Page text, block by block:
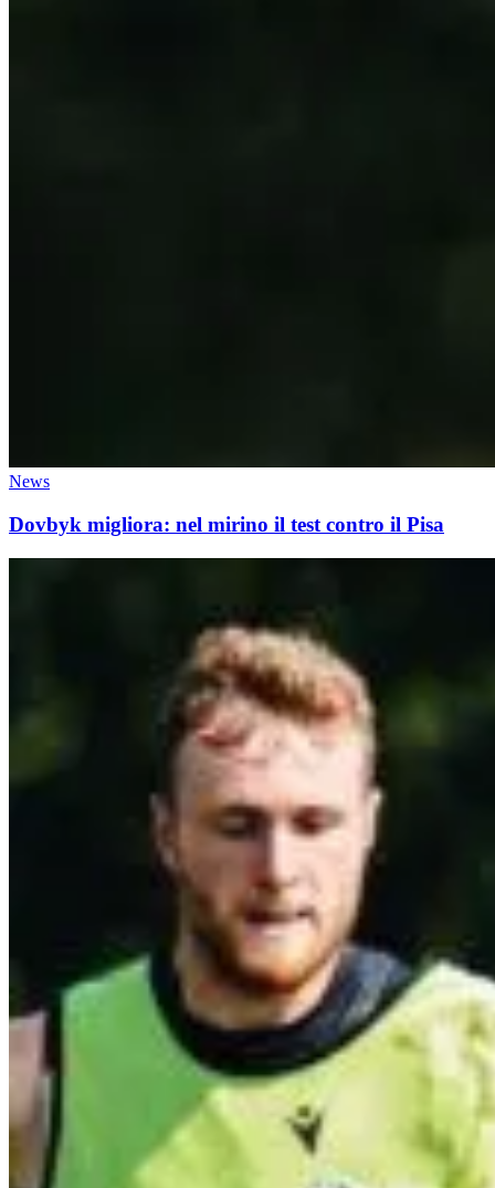
News
Dovbyk migliora: nel mirino il test contro il Pisa